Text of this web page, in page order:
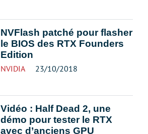
NVFlash patché pour flasher
le BIOS des RTX Founders
Edition
NVIDIA 23/10/2018
Vidéo : Half Dead 2, une
démo pour tester le RTX
avec d’anciens GPU